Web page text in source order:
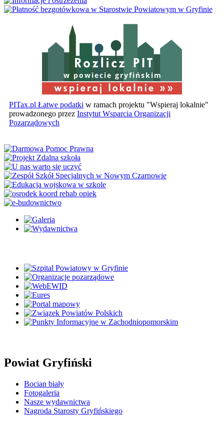
w powiecie gryfińskim
PITax.pl Łatwe podatki w ramach projektu "Wspieraj lokalnie"
prowadzonego przez Instytut Wsparcia Organizacji
Pozarządowych
Powiat Gryfiński
Bocian biały
Fotogaleria
Nasze wydawnictwa
Nagroda Starosty Gryfińskiego